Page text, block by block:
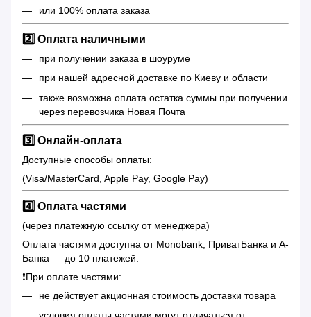
или 100% оплата заказа
2️⃣ Оплата наличными
при получении заказа в шоуруме
при нашей адресной доставке по Киеву и области
также возможна оплата остатка суммы при получении
через перевозчика Новая Почта
3️⃣ Онлайн-оплата
Доступные способы оплаты:
(Visa/MasterCard, Apple Pay, Google Pay)
4️⃣ Оплата частями
(через платежную ссылку от менеджера)
Оплата частями доступна от Monobank, ПриватБанка и А-
Банка — до 10 платежей.
❗️При оплате частями:
не действует акционная стоимость доставки товара